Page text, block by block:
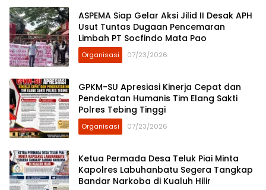
ASPEMA Siap Gelar Aksi Jilid II Desak APH
Usut Tuntas Dugaan Pencemaran
Limbah PT Socfindo Mata Pao
Organisasi 07/23/2026
GPKM-SU Apresiasi Kinerja Cepat dan
Pendekatan Humanis Tim Elang Sakti
Polres Tebing Tinggi
Organisasi 07/23/2026
Ketua Permada Desa Teluk Piai Minta
Kapolres Labuhanbatu Segera Tangkap
Bandar Narkoba di Kualuh Hilir